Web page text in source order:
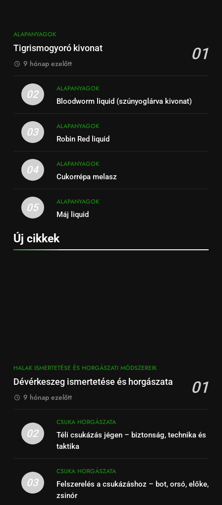
ALAPANYAGOK
Tigrismogyoró kivonat 01
9 hónap ezelőtt
02
ALAPANYAGOK
Bloodworm liquid (szúnyoglárva kivonat)
03
ALAPANYAGOK
Robin Red liquid
04
ALAPANYAGOK
Cukorrépa melasz
05
ALAPANYAGOK
Máj liquid
Új cikkek
HALAK ISMERTETÉSE ÉS HORGÁSZATI MÓDSZEREIK
Dévérkeszeg ismertetése és horgászata 01
9 hónap ezelőtt
02
CSUKA HORGÁSZATA
Téli csukázás jégen – biztonság, technika és
taktika
03
CSUKA HORGÁSZATA
Felszerelés a csukázáshoz – bot, orsó, előke,
zsinór